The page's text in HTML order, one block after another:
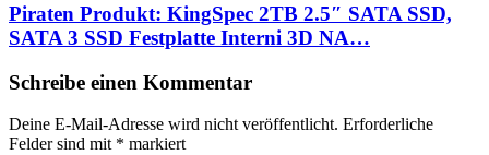
Piraten Produkt: KingSpec 2TB 2.5″ SATA SSD,
SATA 3 SSD Festplatte Interni 3D NA…
Schreibe einen Kommentar
Deine E-Mail-Adresse wird nicht veröffentlicht. Erforderliche
Felder sind mit * markiert